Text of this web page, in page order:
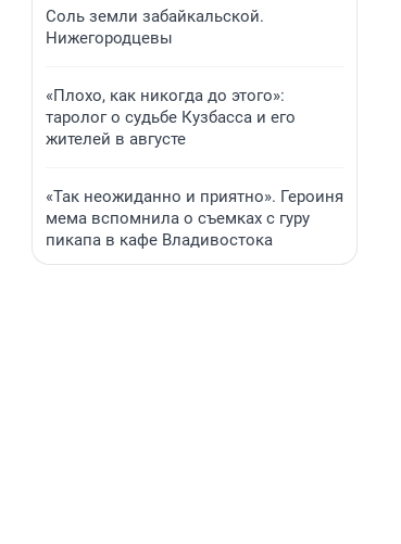
Соль земли забайкальской.
Нижегородцевы
«Плохо, как никогда до этого»:
таролог о судьбе Кузбасса и его
жителей в августе
«Так неожиданно и приятно». Героиня
мема вспомнила о съемках с гуру
пикапа в кафе Владивостока